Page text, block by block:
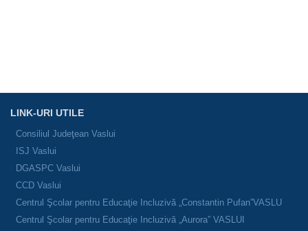
LINK-URI UTILE
Consiliul Judeţean Vaslui
ISJ Vaslui
DGASPC Vaslui
CCD Vaslui
Centrul Şcolar pentru Educaţie Incluzivă „Constantin Pufan”VASLU
Centrul Şcolar pentru Educaţie Incluzivă „Aurora” VASLUI